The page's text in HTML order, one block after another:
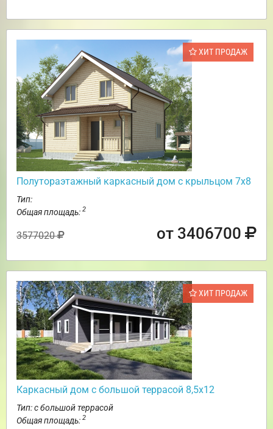
ХИТ ПРОДАЖ
Полутораэтажный каркасный дом с крыльцом 7х8
Тип:
Общая площадь: 2
3577020 от 3406700
ХИТ ПРОДАЖ
Каркасный дом с большой террасой 8,5х12
Тип: с большой террасой
Общая площадь: 2